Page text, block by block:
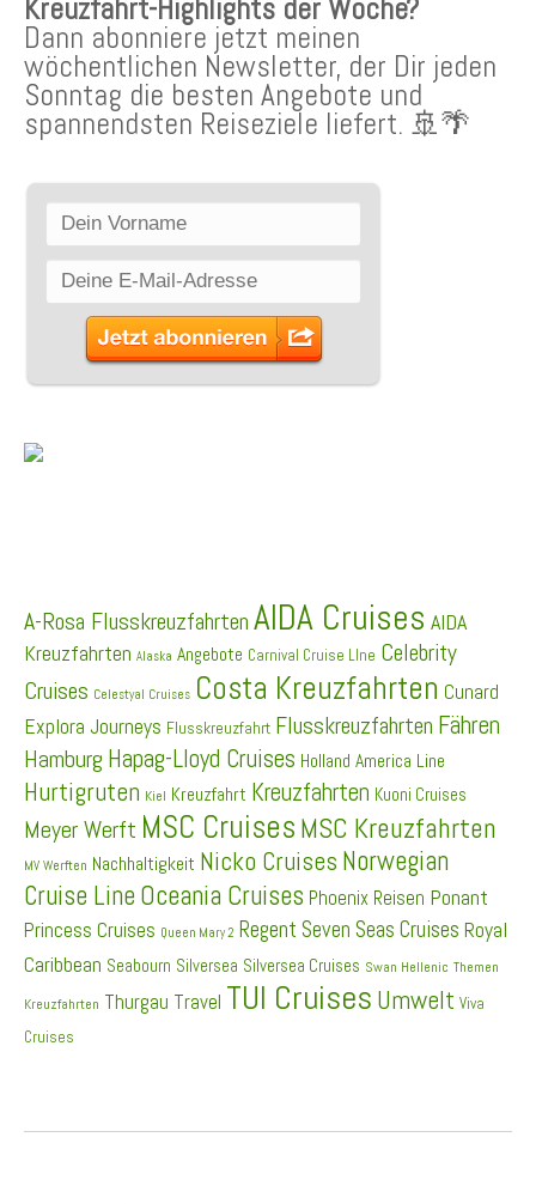
Kreuzfahrt-Highlights der Woche?
Dann abonniere jetzt meinen
wöchentlichen Newsletter, der Dir jeden
Sonntag die besten Angebote und
spannendsten Reiseziele liefert. 🚢🌴
A-Rosa Flusskreuzfahrten AIDA Cruises AIDA
Kreuzfahrten Alaska Angebote Carnival Cruise LIne Celebrity
Cruises Celestyal Cruises Costa Kreuzfahrten Cunard
Explora Journeys Flusskreuzfahrt Flusskreuzfahrten Fähren
Hamburg Hapag-Lloyd Cruises Holland America Line
Hurtigruten Kiel Kreuzfahrt Kreuzfahrten Kuoni Cruises
Meyer Werft MSC Cruises MSC Kreuzfahrten
MV Werften Nachhaltigkeit Nicko Cruises Norwegian
Cruise Line Oceania Cruises Phoenix Reisen Ponant
Princess Cruises Queen Mary 2 Regent Seven Seas Cruises Royal
Caribbean Seabourn Silversea Silversea Cruises Swan Hellenic Themen
Kreuzfahrten Thurgau Travel TUI Cruises Umwelt Viva
Cruises